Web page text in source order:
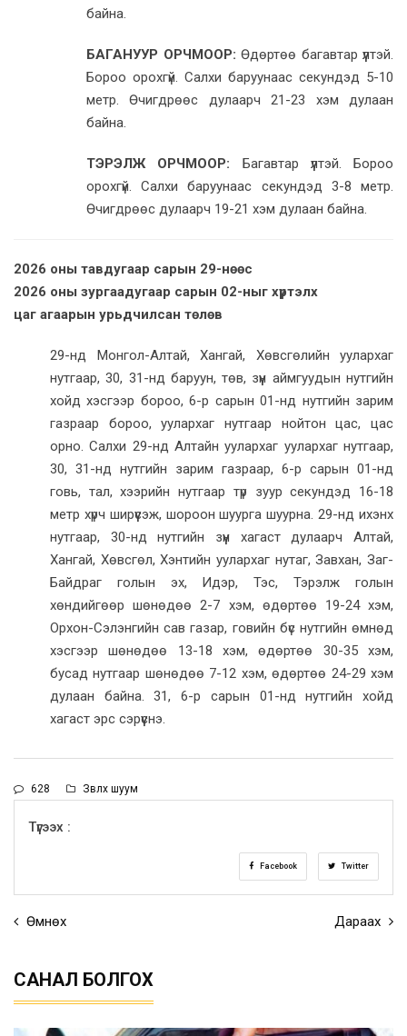
байна.
БАГАНУУР ОРЧМООР: Өдөртөө багавтар үүлтэй.
Бороо орохгүй. Салхи баруунаас секундэд 5-10
метр. Өчигдрөөс дулаарч 21-23 хэм дулаан
байна.
ТЭРЭЛЖ ОРЧМООР: Багавтар үүлтэй. Бороо
орохгүй. Салхи баруунаас секундэд 3-8 метр.
Өчигдрөөс дулаарч 19-21 хэм дулаан байна.
2026 оны тавдугаар сарын 29-нөөс
2026 оны зургаадугаар сарын 02-ныг хүртэлх
цаг агаарын урьдчилсан төлөв
29-нд Монгол-Алтай, Хангай, Хөвсгөлийн уулархаг
нутгаар, 30, 31-нд баруун, төв, зүүн аймгуудын нутгийн
хойд хэсгээр бороо, 6-р сарын 01-нд нутгийн зарим
газраар бороо, уулархаг нутгаар нойтон цас, цас
орно. Салхи 29-нд Алтайн уулархаг уулархаг нутгаар,
30, 31-нд нутгийн зарим газраар, 6-р сарын 01-нд
говь, тал, хээрийн нутгаар түр зуур секундэд 16-18
метр хүрч ширүүсэж, шороон шуурга шуурна. 29-нд ихэнх
нутгаар, 30-нд нутгийн зүүн хагаст дулаарч Алтай,
Хангай, Хөвсгөл, Хэнтийн уулархаг нутаг, Завхан, Заг-
Байдраг голын эх, Идэр, Тэс, Тэрэлж голын
хөндийгөөр шөнөдөө 2-7 хэм, өдөртөө 19-24 хэм,
Орхон-Сэлэнгийн сав газар, говийн бүс нутгийн өмнөд
хэсгээр шөнөдөө 13-18 хэм, өдөртөө 30-35 хэм,
бусад нутгаар шөнөдөө 7-12 хэм, өдөртөө 24-29 хэм
дулаан байна. 31, 6-р сарын 01-нд нутгийн хойд
хагаст эрс сэрүүснэ.
628 Зөвлөх шуум
Түгээх :
Facebook Twitter
Өмнөх Дараах
САНАЛ БОЛГОХ